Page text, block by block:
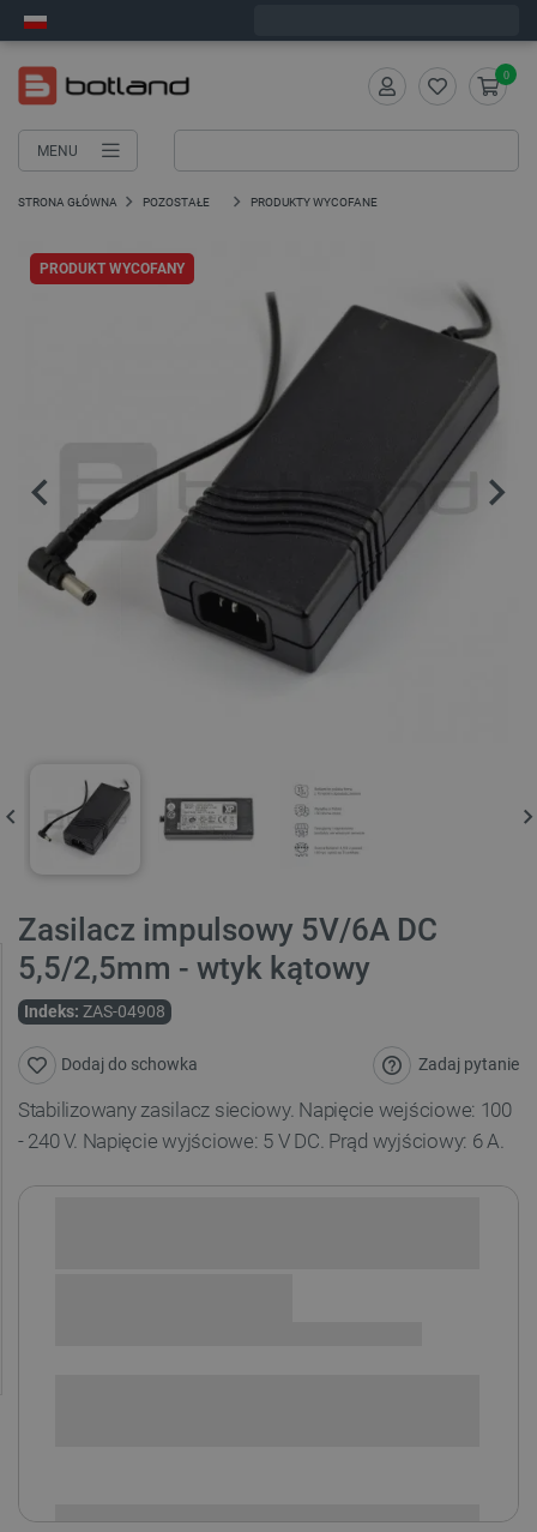
MENU
0
STRONA GŁÓWNA POZOSTAŁE PRODUKTY WYCOFANE
PRODUKT WYCOFANY
Zasilacz impulsowy 5V/6A DC
5,5/2,5mm - wtyk kątowy
Indeks: ZAS-04908
Zadaj pytanie
Dodaj do schowka
Stabilizowany zasilacz sieciowy. Napięcie wejściowe: 100
- 240 V. Napięcie wyjściowe: 5 V DC. Prąd wyjściowy: 6 A.